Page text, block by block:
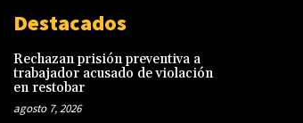
Destacados
Rechazan prisión preventiva a
trabajador acusado de violación
en restobar
agosto 7, 2026